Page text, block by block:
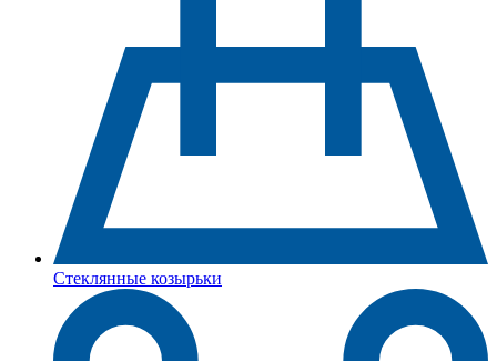
Стеклянные козырьки